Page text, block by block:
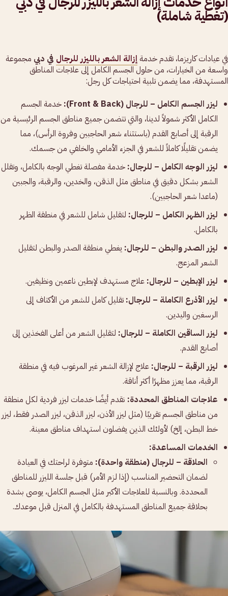
(تغطية شاملة)
في عيادات كاريزما، تقدم خدمة إزالة الشعر بالليزر للرجال في دبي مجموعة
واسعة من الخيارات، من حلول الجسم الكامل إلى علاجات المناطق
المستهدفة، مما يضمن تلبية احتياجات كل رجل:
ليزر الجسم الكامل – للرجال (Front & Back):
خدمة الجسم
الكامل الأكثر شمولاً لدينا، والتي تتضمن جميع مناطق الجسم الرئيسية من
الرقبة إلى أصابع القدم (باستثناء شعر الحاجبين وفروة الرأس)، مما
يضمن تقليلًا كاملاً للشعر في الجزء الأمامي والخلفي من جسمك.
ليزر الوجه الكامل – للرجال: خدمة مفصلة تغطي الوجه بالكامل، وتقلل
الشعر بشكل دقيق في مناطق مثل الذقن، والخدين، والرقبة، والجبين
(ماعدا شعر الحاجبين).
ليزر الظهر الكامل – للرجال: لتقليل شامل للشعر في منطقة الظهر
بالكامل.
ليزر الصدر والبطن – للرجال: يغطي منطقة الصدر والبطن لتقليل
الشعر المزعج.
ليزر الإبطين – للرجال: علاج مستهدف لإبطين ناعمين ونظيفين.
ليزر الأذرع الكاملة – للرجال: تقليل كامل للشعر من الأكتاف إلى
الرسغين واليدين.
ليزر الساقين الكاملة – للرجال: لتقليل الشعر من أعلى الفخذين إلى
أصابع القدم.
ليزر الرقبة – للرجال: علاج لإزالة الشعر غير المرغوب فيه في منطقة
الرقبة، مما يعزز مظهرًا أكثر أناقة.
علاجات المناطق المحددة: نقدم أيضًا خدمات ليزر فردية لكل منطقة
من مناطق الجسم تقريبًا (مثل ليزر الأذن، ليزر الذقن، ليزر الصدر فقط، ليزر
خط البطن، إلخ) لأولئك الذين يفضلون استهداف مناطق معينة.
الخدمات المساعدة:
الحلاقة – للرجال (منطقة واحدة): متوفرة لراحتك في العيادة
لضمان التحضير المناسب (إذا لزم الأمر) قبل جلسة الليزر للمناطق
المحددة. وبالنسبة للعلاجات الأكبر مثل الجسم الكامل، يوصى بشدة
بحلاقة جميع المناطق المستهدفة بالكامل في المنزل قبل موعدك.